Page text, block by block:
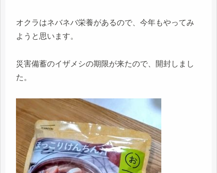
オクラはネバネバ栄養があるので、今年もやってみ
ようと思います。
災害備蓄のイザメシの期限が来たので、開封しまし
た。